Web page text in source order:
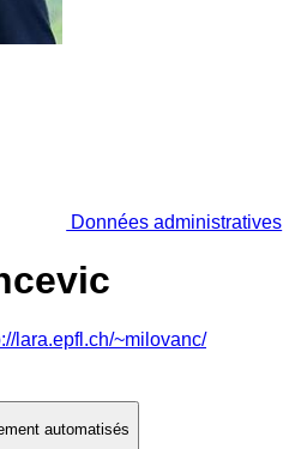
Données administratives
lara.epfl.ch/~milovanc/
automatisés